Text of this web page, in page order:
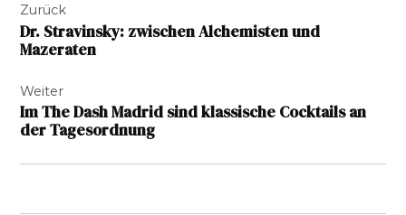
Zurück
Dr. Stravinsky: zwischen Alchemisten und
Mazeraten
Weiter
Im The Dash Madrid sind klassische Cocktails an
der Tagesordnung